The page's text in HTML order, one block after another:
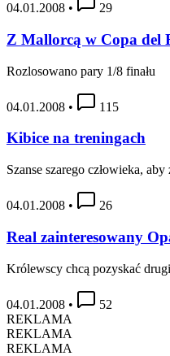
04.01.2008 • 29
Z Mallorcą w Copa del
Rozlosowano pary 1/8 finału
04.01.2008 • 115
Kibice na treningach
Szanse szarego człowieka,
04.01.2008 • 26
Real zainteresowany
Królewscy chcą pozyskać
04.01.2008 •
52
REKLAMA
REKLAMA
REKLAMA